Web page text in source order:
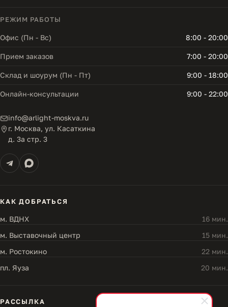
РЕЖИМ РАБОТЫ
Офис (Пн - Вс) 8:00 - 20:00
Прием заказов 7:00 - 20:00
Склад и шоурум (Пн - Пт) 9:00 - 18:00
Онлайн-консультации 9:00 - 22:00
info@arlight-moskva.ru
г. Москва, ул. Касаткина
д. 3а стр. 3
КАК ДОБРАТЬСЯ
м. ВДНХ
16 мин.
м. Выставочный центр
15 мин.
м. Ростокино
22 мин.
пл. Яуза
20 мин.
РАССЫЛКА